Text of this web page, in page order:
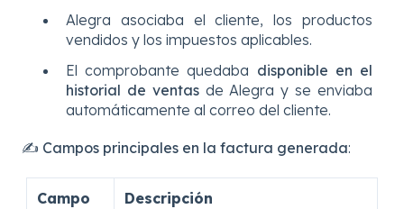
Alegra asociaba el cliente, los productos
vendidos y los impuestos aplicables.
El comprobante quedaba disponible en el
historial de ventasde Alegra y se enviaba
automáticamente al correo del cliente.
✍️ Campos principales en la factura generada:
Campo Descripción